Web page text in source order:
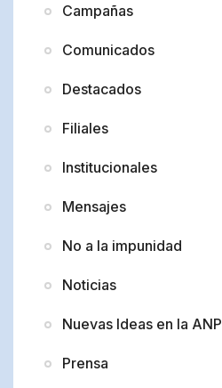
Campañas
Comunicados
Destacados
Filiales
Institucionales
Mensajes
No a la impunidad
Noticias
Nuevas Ideas en la ANP
Prensa